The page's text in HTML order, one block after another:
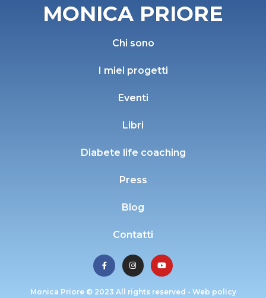
MONICA PRIORE
Chi sono
I miei progetti
Eventi
Libri
Diabete life coaching
Press
Blog
Contatti
Monica Priore © 2023 All rights reserved - Web policy